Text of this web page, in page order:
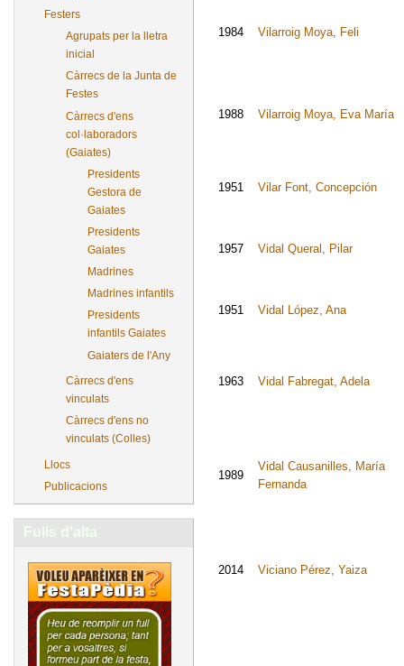
Festers
Agrupats per la lletra
inicial
Càrrecs de la Junta de
Festes
Càrrecs d'ens
col·laboradors
(Gaiates)
Presidents
Gestora de
Gaiates
Presidents
Gaiates
Madrines
Madrines infantils
Presidents
infantils Gaiates
Gaiaters de l'Any
Càrrecs d'ens
vinculats
Càrrecs d'ens no
vinculats (Colles)
Llocs
Publicacions
Fulls d'alta
1984 Vilarroig Moya, Feli
1988 Vilarroig Moya, Eva María
1951 Vilar Font, Concepción
1957 Vidal Queral, Pilar
1951 Vidal López, Ana
1963 Vidal Fabregat, Adela
1989
Vidal Causanilles, María
Fernanda
2014 Viciano Pérez, Yaiza